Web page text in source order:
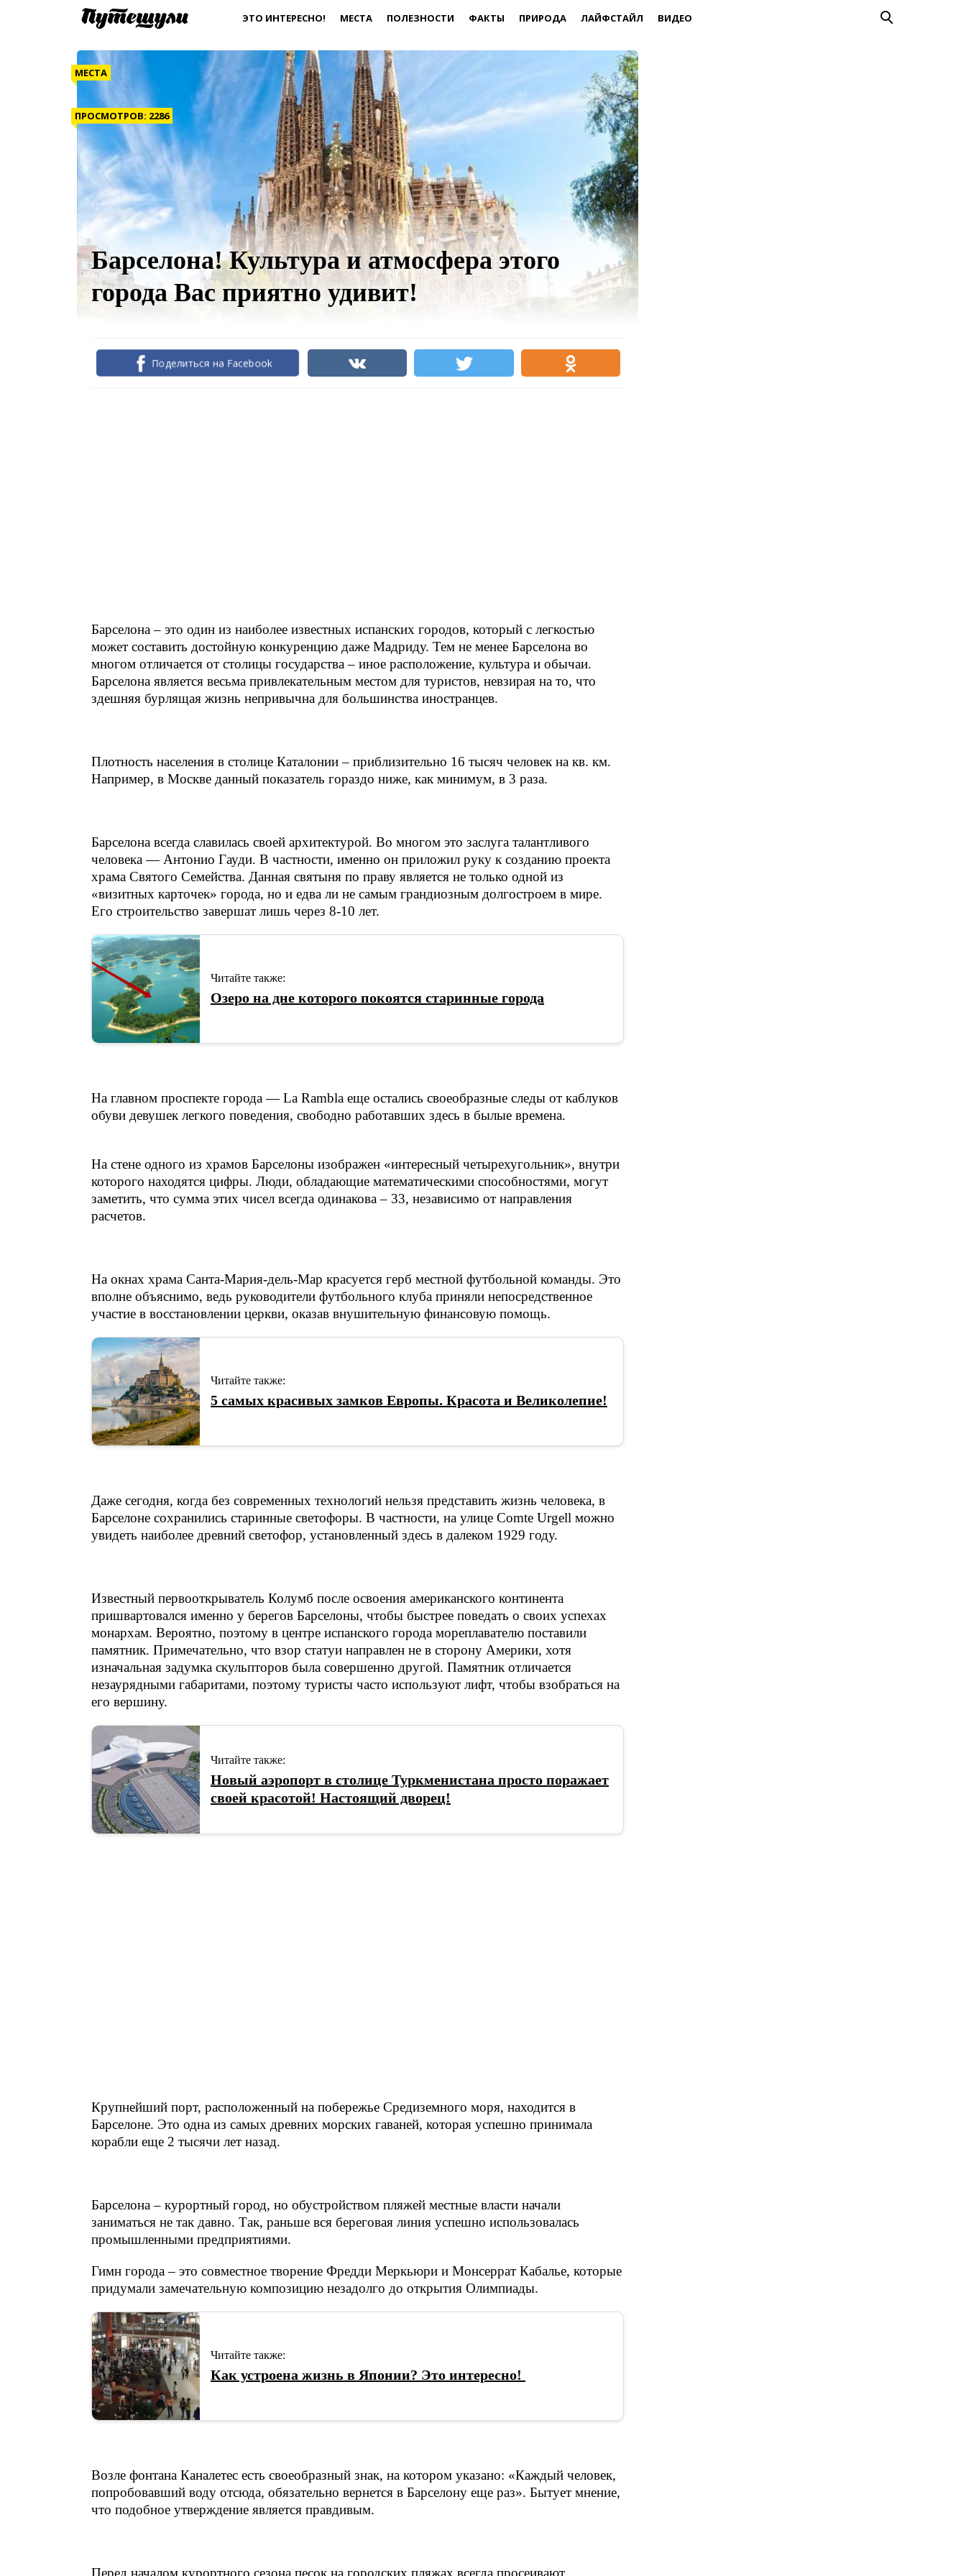
ЭТО ИНТЕРЕСНО! МЕСТА ПОЛЕЗНОСТИ ФАКТЫ ПРИРОДА ЛАЙФСТАЙЛ ВИДЕО
МЕСТА
ПРОСМОТРОВ: 2286
Барселона! Культура и атмосфера этого
города Вас приятно удивит!
Поделиться на Facebook
Барселона – это один из наиболее известных испанских городов, который с легкостью
может составить достойную конкуренцию даже Мадриду. Тем не менее Барселона во
многом отличается от столицы государства – иное расположение, культура и обычаи.
Барселона является весьма привлекательным местом для туристов, невзирая на то, что
здешняя бурлящая жизнь непривычна для большинства иностранцев.
Плотность населения в столице Каталонии – приблизительно 16 тысяч человек на кв. км.
Например, в Москве данный показатель гораздо ниже, как минимум, в 3 раза.
Барселона всегда славилась своей архитектурой. Во многом это заслуга талантливого
человека — Антонио Гауди. В частности, именно он приложил руку к созданию проекта
храма Святого Семейства. Данная святыня по праву является не только одной из
«визитных карточек» города, но и едва ли не самым грандиозным долгостроем в мире.
Его строительство завершат лишь через 8-10 лет.
Читайте также:
Озеро на дне которого покоятся старинные города
На главном проспекте города — La Rambla еще остались своеобразные следы от каблуков
обуви девушек легкого поведения, свободно работавших здесь в былые времена.
На стене одного из храмов Барселоны изображен «интересный четырехугольник», внутри
которого находятся цифры. Люди, обладающие математическими способностями, могут
заметить, что сумма этих чисел всегда одинакова – 33, независимо от направления
расчетов.
На окнах храма Санта-Мария-дель-Мар красуется герб местной футбольной команды. Это
вполне объяснимо, ведь руководители футбольного клуба приняли непосредственное
участие в восстановлении церкви, оказав внушительную финансовую помощь.
Читайте также:
5 самых красивых замков Европы. Красота и Великолепие!
Даже сегодня, когда без современных технологий нельзя представить жизнь человека, в
Барселоне сохранились старинные светофоры. В частности, на улице Comte Urgell можно
увидеть наиболее древний светофор, установленный здесь в далеком 1929 году.
Известный первооткрыватель Колумб после освоения американского континента
пришвартовался именно у берегов Барселоны, чтобы быстрее поведать о своих успехах
монархам. Вероятно, поэтому в центре испанского города мореплавателю поставили
памятник. Примечательно, что взор статуи направлен не в сторону Америки, хотя
изначальная задумка скульпторов была совершенно другой. Памятник отличается
незаурядными габаритами, поэтому туристы часто используют лифт, чтобы взобраться на
его вершину.
Читайте также:
Новый аэропорт в столице Туркменистана просто поражает
своей красотой! Настоящий дворец!
Крупнейший порт, расположенный на побережье Средиземного моря, находится в
Барселоне. Это одна из самых древних морских гаваней, которая успешно принимала
корабли еще 2 тысячи лет назад.
Барселона – курортный город, но обустройством пляжей местные власти начали
заниматься не так давно. Так, раньше вся береговая линия успешно использовалась
промышленными предприятиями.
Гимн города – это совместное творение Фредди Меркьюри и Монсеррат Кабалье, которые
придумали замечательную композицию незадолго до открытия Олимпиады.
Читайте также:
Как устроена жизнь в Японии? Это интересно!
Возле фонтана Каналетес есть своеобразный знак, на котором указано: «Каждый человек,
попробовавший воду отсюда, обязательно вернется в Барселону еще раз». Бытует мнение,
что подобное утверждение является правдивым.
Перед началом курортного сезона песок на городских пляжах всегда просеивают.